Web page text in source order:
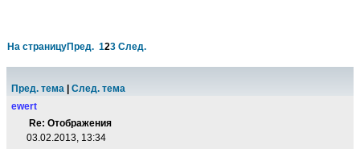
На страницуПред. 123 След.
Пред. тема
След. тема
ewert
Re: Отображения
03.02.2013, 13:34